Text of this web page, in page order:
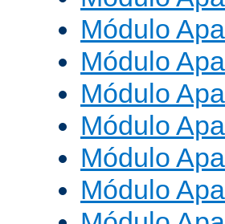
Módulo
Módulo
Módulo
Módulo
Módulo
Módulo